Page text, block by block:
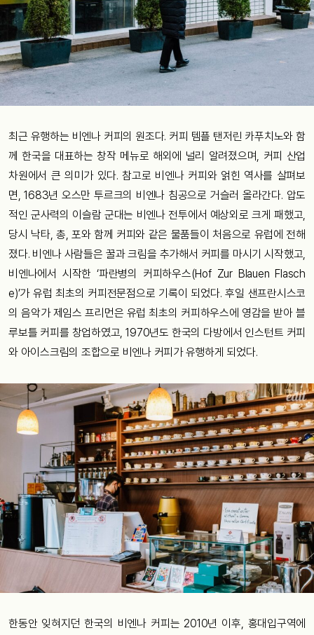
최근 유행하는 비엔나 커피의 원조다. 커피 템플 탠저린 카푸치노와 함
께 한국을 대표하는 창작 메뉴로 해외에 널리 알려졌으며, 커피 산업
차원에서 큰 의미가 있다. 참고로 비엔나 커피와 얽힌 역사를 살펴보
면, 1683년 오스만 투르크의 비엔나 침공으로 거슬러 올라간다. 압도
적인 군사력의 이슬람 군대는 비엔나 전투에서 예상외로 크게 패했고,
당시 낙타, 총, 포와 함께 커피와 같은 물품들이 처음으로 유럽에 전해
졌다. 비엔나 사람들은 꿀과 크림을 추가해서 커피를 마시기 시작했고,
비엔나에서 시작한 ‘파란병의 커피하우스(Hof Zur Blauen Flasch
e)’가 유럽 최초의 커피전문점으로 기록이 되었다. 후일 샌프란시스코
의 음악가 제임스 프리먼은 유럽 최초의 커피하우스에 영감을 받아 블
루보틀 커피를 창업하였고, 1970년도 한국의 다방에서 인스턴트 커피
와 아이스크림의 조합으로 비엔나 커피가 유행하게 되었다.
한동안 잊혀지던 한국의 비엔나 커피는 2010년 이후, 홍대입구역에